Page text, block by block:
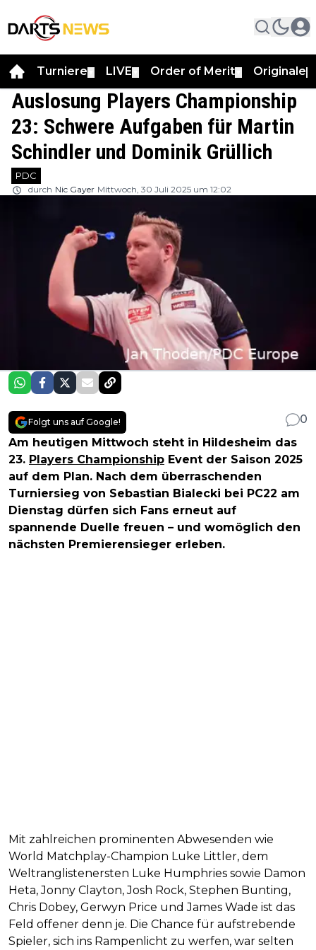
Turniere LIVE Order of Merit Originale
Auslosung Players Championship
23: Schwere Aufgaben für Martin
Schindler und Dominik Grüllich
PDC
durch Nic Gayer Mittwoch, 30 Juli 2025 um 12:02
Folgt uns auf Google!
0
Am heutigen Mittwoch steht in Hildesheim das
23. Players Championship Event der Saison 2025
auf dem Plan. Nach dem überraschenden
Turniersieg von Sebastian Bialecki bei PC22 am
Dienstag dürfen sich Fans erneut auf
spannende Duelle freuen – und womöglich den
nächsten Premierensieger erleben.
Mit zahlreichen prominenten Abwesenden wie
World Matchplay-Champion Luke Littler, dem
Weltranglistenersten Luke Humphries sowie Damon
Heta, Jonny Clayton, Josh Rock, Stephen Bunting,
Chris Dobey, Gerwyn Price und James Wade ist das
Feld offener denn je. Die Chance für aufstrebende
Spieler, sich ins Rampenlicht zu werfen, war selten